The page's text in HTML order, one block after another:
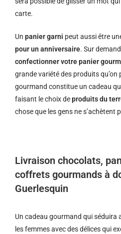
carte.
Un panier garni peut aussi être
pour un anniversaire. Sur
confectionner votre panier
grande variété des produits qu’on
gourmand constitue un cadeau
faisant le choix deproduits du
chose que les gens ne s’achètent
Livraison chocolats,
coffrets gourmands à
Guerlesquin
Un cadeau gourmand qui séduira
les femmes avec des délices qui